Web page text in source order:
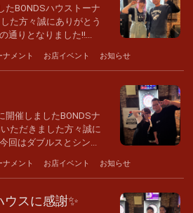
たBONDSハウストーナ
た方々誠にありがとう
通りとなりました‼...
メント お店イベント お知らせ
開催しましたBONDSナ
ただきました方々誠に
回はダブルスとシン...
メント お店イベント お知らせ
スに感謝✨